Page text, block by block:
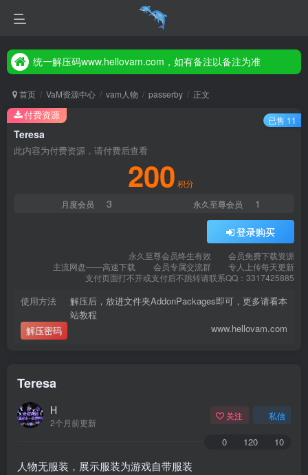
统一解压码www.hellovam.com，如有备注以备注为准
首页 VaM资源中心 vam人物 passerby 正文
Teresa
此内容为付费资源，请付费后查看
200 积分
月度会员
3 永久至尊会员 1
登录购买
永久至尊会员终生有效
会员免费下载资源
主流网盘——高速下载
会员专属交流群
专人上传每天更新
支付页面打不开或支付后不跳转请联系QQ：3317425885
使用方法
解压后，放进文件夹AddonPackages即可，更多请看本
站教程
解压密码
www.hellovam.com
付费资源 已售 11
Teresa
H
2个月前更新
关注 私信
0 120 10
人物无服装，展示服装为游戏自带服装